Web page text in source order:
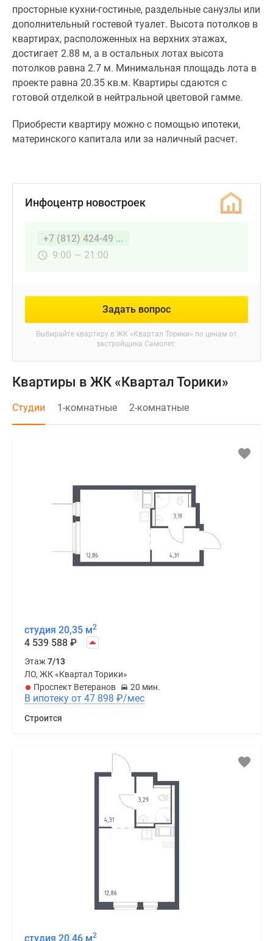
просторные кухни-гостиные, раздельные санузлы или
дополнительный гостевой туалет. Высота потолков в
квартирах, расположенных на верхних этажах,
достигает 2.88 м, а в остальных лотах высота
потолков равна 2.7 м. Минимальная площадь лота в
проекте равна 20.35 кв.м. Квартиры сдаются с
готовой отделкой в нейтральной цветовой гамме.
Приобрести квартиру можно с помощью ипотеки,
материнского капитала или за наличный расчет.
Инфоцентр новостроек
+7 (812) 424-49 ...
9:00 — 21:00
Задать вопрос
Выбирайте квартиру в ЖК «Квартал Торики» по ценам от
застройщика Самолет.
Квартиры в ЖК «Квартал Торики»
Студии 1-комнатные 2-комнатные
студия 20,35 м2
4 539 588 ₽
Этаж 7/13
ЛО, ЖК «Квартал Торики»
Проспект Ветеранов
20 мин.
В ипотеку от 47 898 ₽/мес
Строится
студия 20,46 м2